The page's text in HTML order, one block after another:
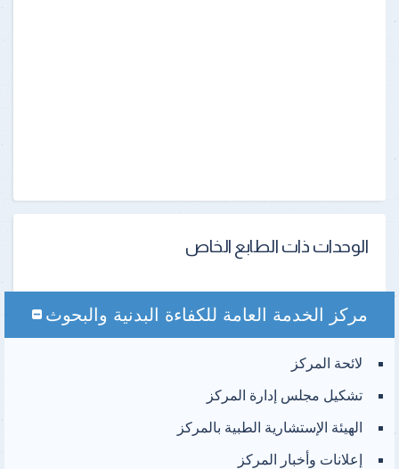
الوحدات ذات الطابع الخاص
مركز الخدمة العامة للكفاءة البدنية والبحوث
لائحة المركز
تشكيل مجلس إدارة المركز
الهيئة الإستشارية الطبية بالمركز
إعلانات وأخبار المركز